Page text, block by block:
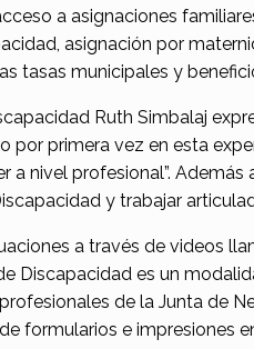
a asignaciones
asignación por
tasas municipales y
Ruth Simbalaj
por primera vez en esta
a nivel profesional”.
y trabajar
a través de videos
Discapacidad es un
de la Junta de
formularios e impresiones